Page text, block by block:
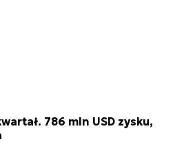
786 mln USD zysku,